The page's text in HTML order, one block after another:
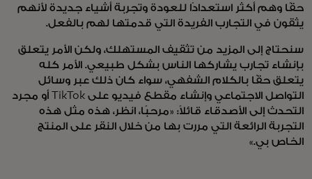
حقًا وهم أكثر استعدادًا للعودة وتجربة أشياء جديدة لأنهم
يثقون في التجارب الفريدة التي قدمتها لهم بالفعل.
سنحتاج إلى المزيد من تثقيف المستهلك، ولكن الأمر يتعلق
بإنشاء تجارب يشاركها الناس بشكل طبيعي. الأمر كله
يتعلق حقًا بالكلام الشفهي، سواء كان ذلك عبر وسائل
التواصل الاجتماعي وإنشاء مقطع فيديو على TikTok أو مجرد
التحدث إلى الأصدقاء قائلاً: «مرحبًا، انظر، هذه مثل هذه
التجربة الرائعة التي مررت بها من خلال النقر على المنتج
الخاص بي.»